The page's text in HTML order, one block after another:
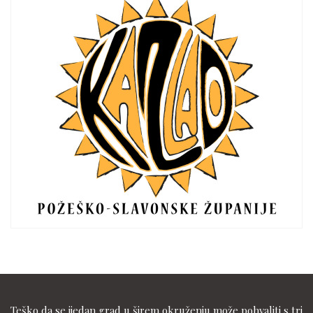
Teško da se ijedan grad u širem okruženju može pohvaliti s tri